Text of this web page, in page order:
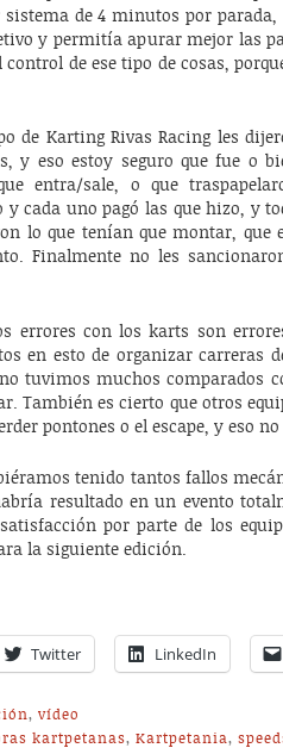
de 4 minutos por
y permitía apurar mejor las
de ese tipo de cosas,
de Karting Rivas Racing les
y eso estoy seguro que fue o
entra/sale, o que
cada uno pagó las que hizo, y
lo que tenían que montar, que
Finalmente no les
errores con los karts son
en esto de organizar carreras
tuvimos muchos comparados
También es cierto que otros
pontones o el escape, y eso
tenido tantos fallos
resultado en un evento
por parte de los
la siguiente edición.
Twitter LinkedIn
,vídeo
kartpetanas,Kartpetania,